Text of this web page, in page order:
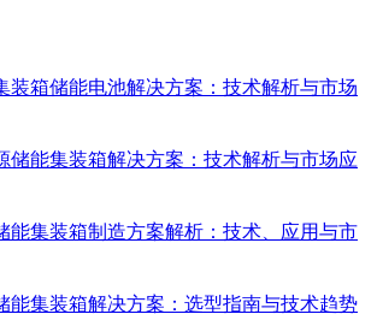
装箱储能电池解决方案：技术解析与市场
储能集装箱解决方案：技术解析与市场应
能集装箱制造方案解析：技术、应用与市
能集装箱解决方案：选型指南与技术趋势